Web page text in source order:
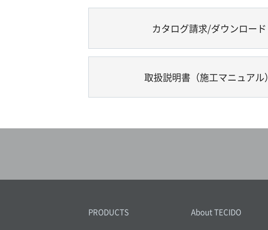
カタログ請求/ダウンロード
取扱説明書（施工マニュアル）
PRODUCTS About TECIDO